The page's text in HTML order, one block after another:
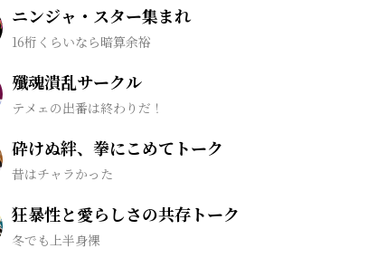
ニンジャ・スター集まれ
16桁くらいなら暗算余裕
殲魂潰乱サークル
テメェの出番は終わりだ！
砕けぬ絆、拳にこめてトーク
昔はチャラかった
狂暴性と愛らしさの共存トーク
冬でも上半身裸